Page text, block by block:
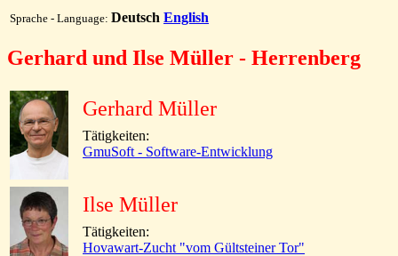
Sprache - Language: Deutsch English
Gerhard und Ilse Müller - Herrenberg
Gerhard Müller
Tätigkeiten:
GmuSoft - Software-Entwicklung
Ilse Müller
Tätigkeiten:
Hovawart-Zucht "vom Gültsteiner Tor"